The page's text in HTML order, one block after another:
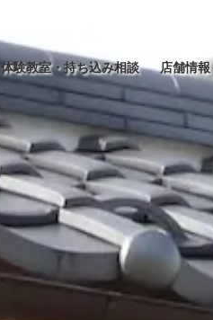
体験教室・持ち込み相談 店舗情報
アクセス
お知らせ
ブログ